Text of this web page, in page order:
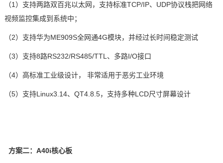
（1）支持两路双百兆以太网，支持标准TCP/IP、 UDP协议栈把网络
视频监控集成到系统中；
（2） 支持华为ME909S全网通4G模块，并经过长时间稳定测试
（3） 支持8路RS232/RS485/TTL 、 多路I/O接口
（4）高标准工业级设计， 非常适用于恶劣工业环境
（5） 支持Linux3.14、 QT4.8.5，支持多种LCD尺寸屏幕设计
方案二： A40i核心板